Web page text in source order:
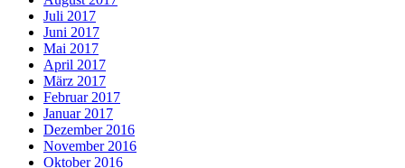
Juli 2017
Juni 2017
Mai 2017
April 2017
März 2017
Februar 2017
Januar 2017
Dezember 2016
November 2016
Oktober 2016